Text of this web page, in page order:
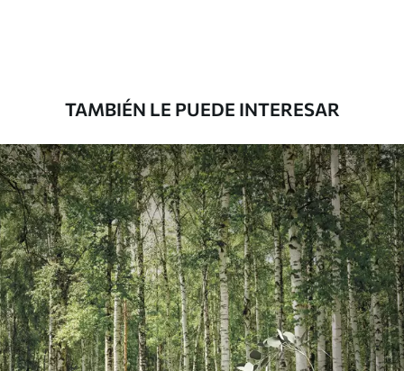
Peel and Stick
12.77$7.66/sq ft
TAMBIÉN LE PUEDE INTERESAR